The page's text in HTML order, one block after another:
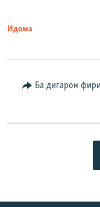
Идома
Ба дигарон